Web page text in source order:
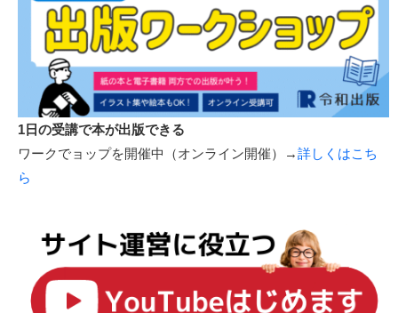
多言語化によるお悩みを解決します！
管理画面からカンタン更新！AI翻訳＋人力翻訳の使い分けも
可能→詳しくはこちら